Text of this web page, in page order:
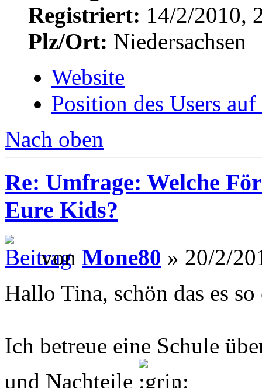
Registriert: 14/2/2010,
Plz/Ort: Niedersachsen
Website
Position des Users
Nach oben
Re: Umfrage: Welche
Eure Kids?
von Mone80 » 20/2/
Hallo Tina, schön das es
Ich betreue eine Schule
und Nachteile
.